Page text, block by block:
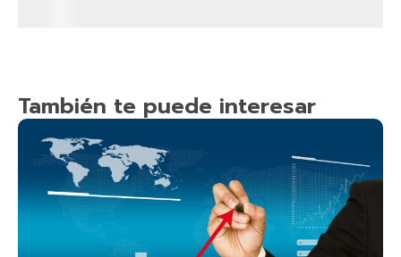
También te puede interesar